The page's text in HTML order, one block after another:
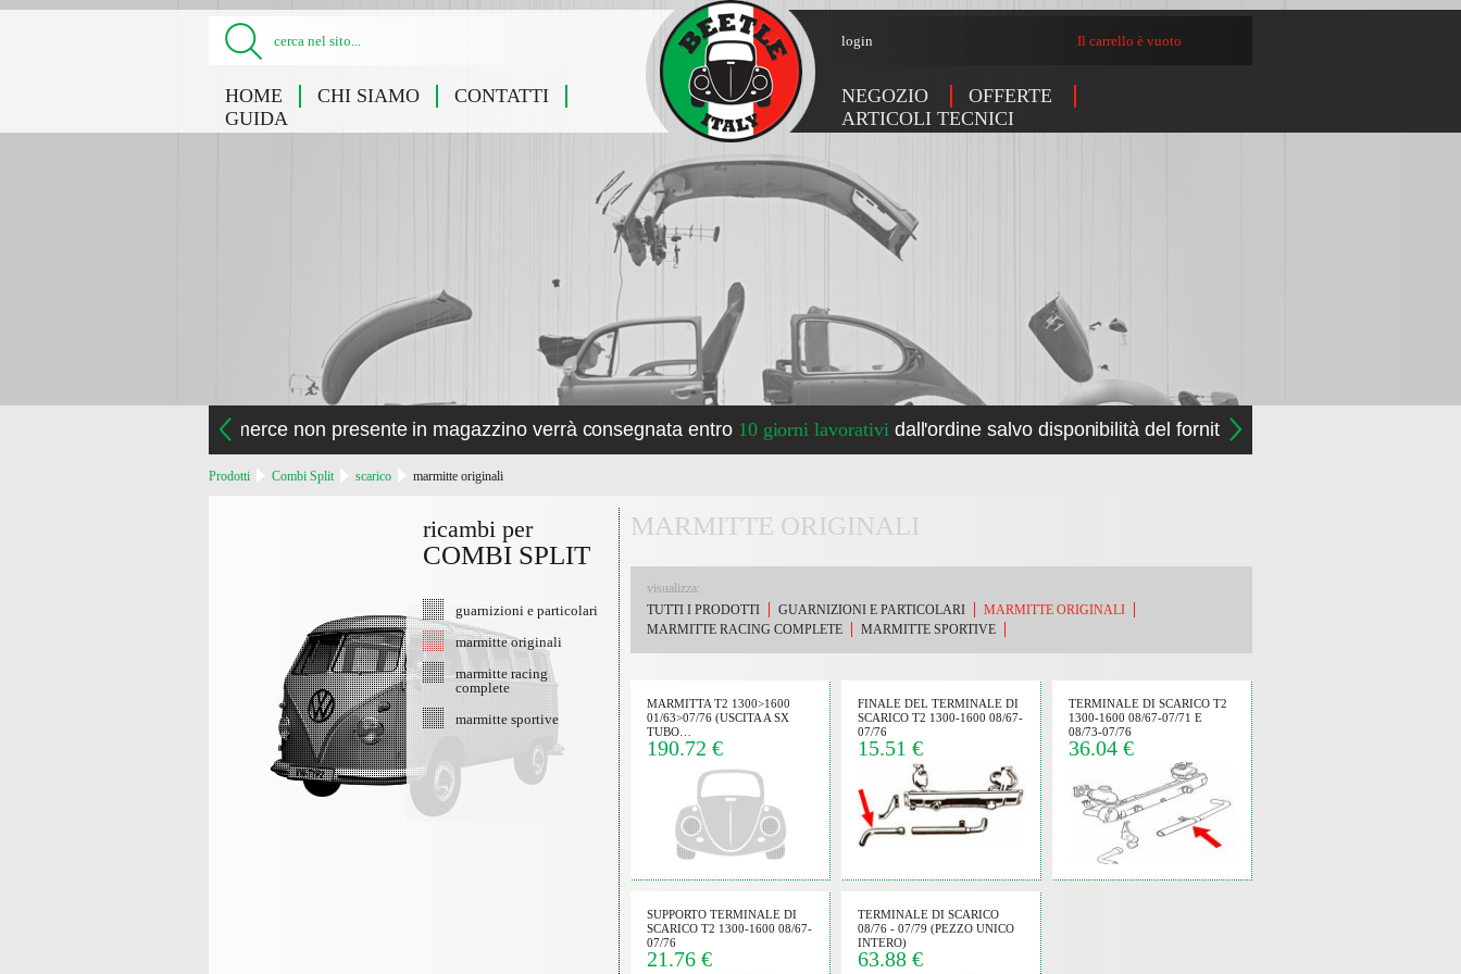
cerca nel sito... Il carrello è vuoto
login
HOME CHI SIAMO
CONTATTI
GUIDA
NEGOZIO
OFFERTE
ARTICOLI TECNICI
la merce non presente in magazzino verrà consegnata entro 10 giorni lavoratividall'ordine salvo disponibilità del fornitore
Prodotti Combi Split scarico marmitte originali
ricambi per
COMBI SPLIT
guarnizioni e particolari
marmitte originali
marmitte racing
complete
marmitte sportive
MARMITTE ORIGINALI
visualizza:
TUTTI I PRODOTTI
GUARNIZIONI E PARTICOLARI
MARMITTE ORIGINALI
MARMITTE RACING COMPLETE
MARMITTE SPORTIVE
MARMITTA T2 1300>1600
01/63>07/76 (USCITA A SX
TUBO…
190.72 €
FINALE DEL TERMINALE DI
SCARICO T2 1300-1600 08/67-
07/76
15.51 €
TERMINALE DI SCARICO T2
1300-1600 08/67-07/71 E
08/73-07/76
36.04 €
SUPPORTO TERMINALE DI
SCARICO T2 1300-1600 08/67-
07/76
21.76 €
TERMINALE DI SCARICO
08/76 - 07/79 (PEZZO UNICO
INTERO)
63.88 €